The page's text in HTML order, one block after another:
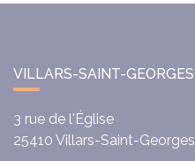
VILLARS-SAINT-GEORGES
3 rue de l'Église
25410 Villars-Saint-Georges